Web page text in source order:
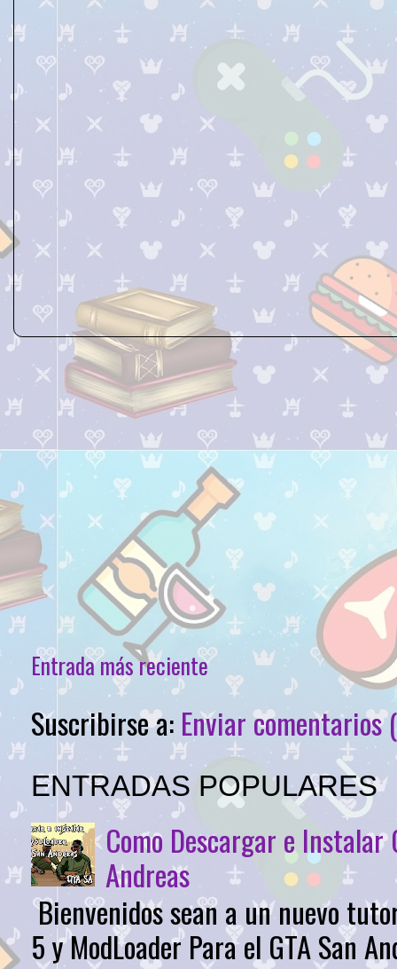
Entrada más reciente
Suscribirse a: Enviar comentarios
ENTRADAS POPULARES
Como Descargar e Instalar
Andreas
Bienvenidos sean a un nuevo
5 y ModLoader Para el GTA San